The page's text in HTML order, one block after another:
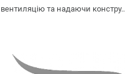
вентиляцію та надаючи констру..